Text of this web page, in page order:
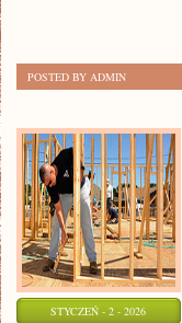
POSTED BY ADMIN
STYCZEŃ - 2 - 2026